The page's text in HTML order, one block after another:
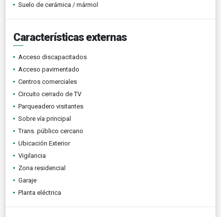
Suelo de cerámica / mármol
Características externas
Acceso discapacitados
Acceso pavimentado
Centros comerciales
Circuito cerrado de TV
Parqueadero visitantes
Sobre vía principal
Trans. público cercano
Ubicación Exterior
Vigilancia
Zona residencial
Garaje
Planta eléctrica